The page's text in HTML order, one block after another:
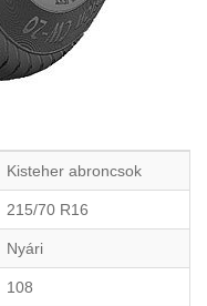
Kisteher abroncsok
215/70 R16
Nyári
108